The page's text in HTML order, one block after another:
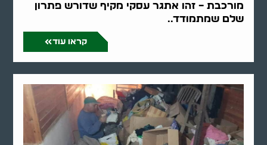
מורכבת – זהו אתגר עסקי מקיף שדורש פתרון
שלם שמתמודד..
קראו עוד